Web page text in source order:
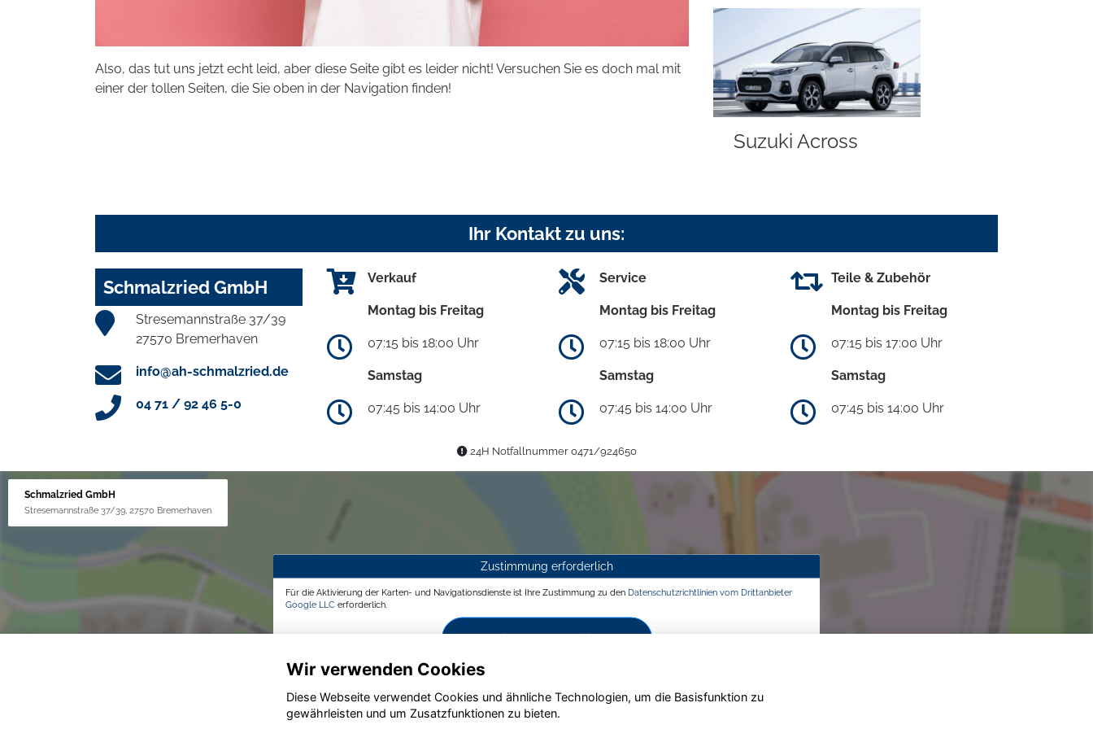
Also, das tut uns jetzt echt leid, aber diese Seite gibt es leider nicht! Versuchen Sie es doch mal mit
einer der tollen Seiten, die Sie oben in der Navigation finden!
Suzuki Across
Ihr Kontakt zu uns:
Schmalzried GmbH
Stresemannstraße 37/39
27570 Bremerhaven
info@ah-schmalzried.de
04 71 / 92 46 5-0
Verkauf
Montag bis Freitag
07:15 bis 18:00 Uhr
Samstag
07:45 bis 14:00 Uhr
Service
Montag bis Freitag
07:15 bis 18:00 Uhr
Samstag
07:45 bis 14:00 Uhr
Teile & Zubehör
Montag bis Freitag
07:15 bis 17:00 Uhr
Samstag
07:45 bis 14:00 Uhr
24H Notfallnummer 0471/924650
Schmalzried GmbH
Stresemannstraße 37/39, 27570 Bremerhaven
Zustimmung erforderlich
Für die Aktivierung der Karten- und Navigationsdienste ist Ihre Zustimmung zu den Datenschutzrichtlinien vom Drittanbieter
Google LLC erforderlich.
Wir verwenden Cookies
Diese Webseite verwendet Cookies und ähnliche Technologien, um die Basisfunktion zu
gewährleisten und um Zusatzfunktionen zu bieten.